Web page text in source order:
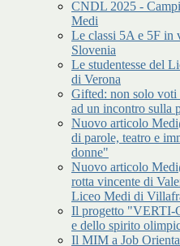
CNDL 2025 -
Medi
Le classi 5A e 5F in
Slovenia
Le studentesse del
di Verona
Gifted: non solo voti
ad un incontro sulla
Nuovo articolo
di parole, teatro e
donne"
Nuovo articolo
rotta vincente di
Liceo Medi di
Il progetto "VERTI-
e dello spirito
Il MIM a Job